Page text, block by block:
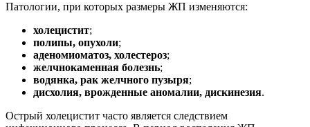
Патологии, при которых размеры ЖП изменяются:
холецистит;
полипы, опухоли;
аденомиоматоз, холестероз;
желчнокаменная болезнь;
водянка, рак желчного пузыря;
дисхолия, врожденные аномалии, дискинезия.
Острый холецистит часто является следствием